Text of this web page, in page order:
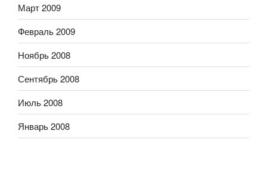
Март 2009
Февраль 2009
Ноябрь 2008
Сентябрь 2008
Июль 2008
Январь 2008